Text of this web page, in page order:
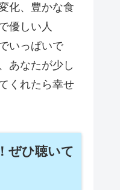
化、豊かな食
優しい人
いっぱいで
あなたが少し
くれたら幸せ
ぜひ聴いて